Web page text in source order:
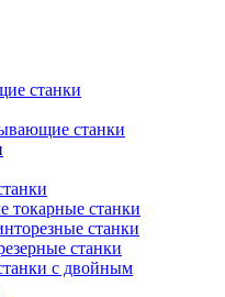
станки
станки
токарные станки
станки
станки
с двойным